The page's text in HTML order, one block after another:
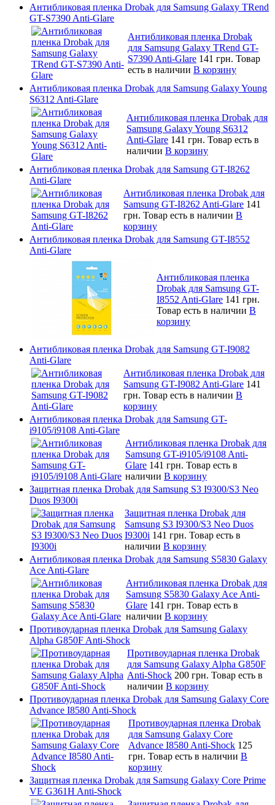
Антибликовая пленка Drobak для Samsung Galaxy TRend
GT-S7390 Anti-Glare
Антибликовая пленка Drobak
для Samsung Galaxy TRend GT-
S7390 Anti-Glare 141 грн. Товар
есть в наличии В корзину
Антибликовая пленка Drobak для Samsung Galaxy Young
S6312 Anti-Glare
Антибликовая пленка Drobak для
Samsung Galaxy Young S6312
Anti-Glare 141 грн. Товар есть в
наличии В корзину
Антибликовая пленка Drobak для Samsung GT-I8262
Anti-Glare
Антибликовая пленка Drobak для
Samsung GT-I8262 Anti-Glare 141
грн. Товар есть в наличии В
корзину
Антибликовая пленка Drobak для Samsung GT-I8552
Anti-Glare
Антибликовая пленка
Drobak для Samsung GT-
I8552 Anti-Glare 141 грн.
Товар есть в наличии В
корзину
Антибликовая пленка Drobak для Samsung GT-I9082
Anti-Glare
Антибликовая пленка Drobak для
Samsung GT-I9082 Anti-Glare 141
грн. Товар есть в наличии В
корзину
Антибликовая пленка Drobak для Samsung GT-
i9105/i9108 Anti-Glare
Антибликовая пленка Drobak для
Samsung GT-i9105/i9108 Anti-
Glare 141 грн. Товар есть в
наличии В корзину
Защитная пленка Drobak для Samsung S3 I9300/S3 Neo
Duos I9300i
Защитная пленка Drobak для
Samsung S3 I9300/S3 Neo Duos
I9300i 141 грн. Товар есть в
наличии В корзину
Антибликовая пленка Drobak для Samsung S5830 Galaxy
Ace Anti-Glare
Антибликовая пленка Drobak для
Samsung S5830 Galaxy Ace Anti-
Glare 141 грн. Товар есть в
наличии В корзину
Противоударная пленка Drobak для Samsung Galaxy
Alpha G850F Anti-Shock
Противоударная пленка Drobak
для Samsung Galaxy Alpha G850F
Anti-Shock 200 грн. Товар есть в
наличии В корзину
Противоударная пленка Drobak для Samsung Galaxy Core
Advance I8580 Anti-Shock
Противоударная пленка Drobak
для Samsung Galaxy Core
Advance I8580 Anti-Shock 125
грн. Товар есть в наличии В
корзину
Защитная пленка Drobak для Samsung Galaxy Core Prime
VE G361H Anti-Shock